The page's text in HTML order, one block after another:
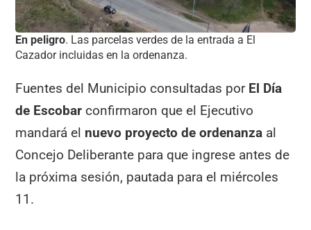
En peligro. Las parcelas verdes de la entrada a El
Cazador incluidas en la ordenanza.
Fuentes del Municipio consultadas por El Día
de Escobar confirmaron que el Ejecutivo
mandará el nuevo proyecto de ordenanza al
Concejo Deliberante para que ingrese antes de
la próxima sesión, pautada para el miércoles
11.